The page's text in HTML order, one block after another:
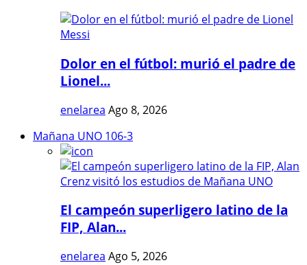
Dolor en el fútbol: murió el padre de
Lionel...
enelarea Ago 8, 2026
Mañana UNO 106-3
El campeón superligero latino de la
FIP, Alan...
enelarea Ago 5, 2026